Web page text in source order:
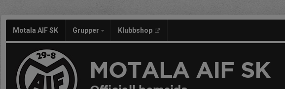
Motala AIF SK Grupper Klubbshop
MOTALA AIF SK